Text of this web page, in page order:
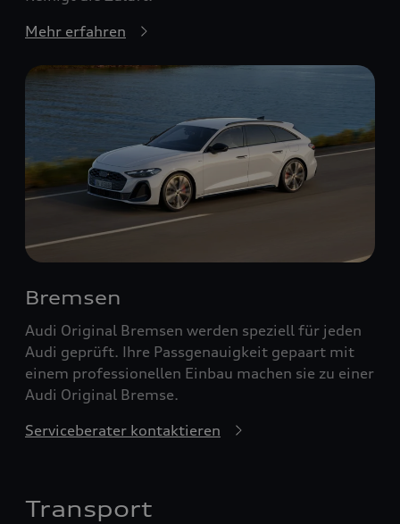
Mehr erfahren
Bremsen
Audi Original Bremsen werden speziell für jeden
Audi geprüft. Ihre Passgenauigkeit gepaart mit
einem professionellen Einbau machen sie zu einer
Audi Original Bremse.
Serviceberater kontaktieren
Transport